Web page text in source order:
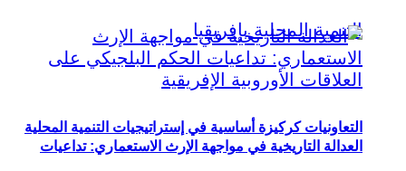
التعاونيات كركيزة أساسية في إستراتيجيات التنمية المحلية
العدالة التاريخية في مواجهة الإرث الاستعماري: تداعيات